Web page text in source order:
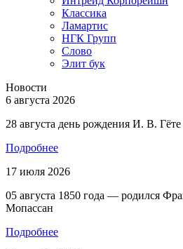
Классика
Ламартис
НГК Групп
Слово
Элит бук
Новости
6 августа 2026
28 августа день рождения И. В. Гёте
Подробнее
17 июля 2026
05 августа 1850 года — родился
Мопассан
Подробнее